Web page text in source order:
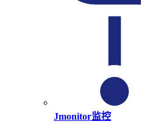
Jmonitor监控